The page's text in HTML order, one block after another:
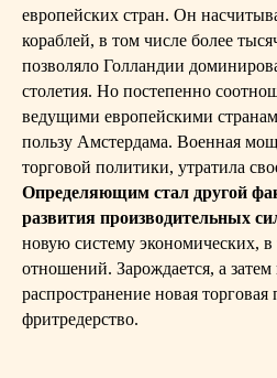
европейских стран. Он
кораблей, в том числе более
позволяло Голландии
столетия. Но постепенно
ведущими европейскими
пользу Амстердама. Военная
торговой политики, утратила
Определяющим стал другой
развития производительных
новую систему экономических,
отношений. Зарождается, а затем
распространение новая
фритредерство.